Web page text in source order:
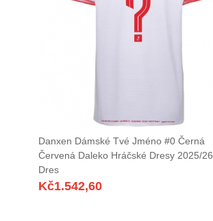
Danxen Dámské Tvé Jméno #0 Černá
Červená Daleko Hráčské Dresy 2025/26
Dres
Kč1.542,60